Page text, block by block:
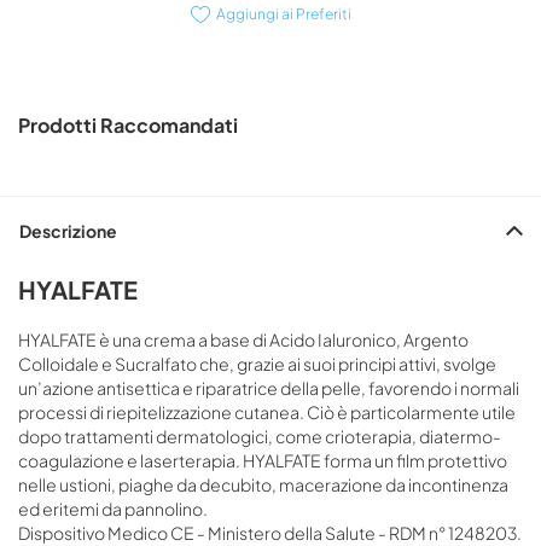
Aggiungi ai Preferiti
Prodotti Raccomandati
Descrizione
HYALFATE
HYALFATE è una crema a base di Acido Ialuronico, Argento
Colloidale e Sucralfato che, grazie ai suoi principi attivi, svolge
un’azione antisettica e riparatrice della pelle, favorendo i normali
processi di riepitelizzazione cutanea. Ciò è particolarmente utile
dopo trattamenti dermatologici, come crioterapia, diatermo-
coagulazione e laserterapia. HYALFATE forma un film protettivo
nelle ustioni, piaghe da decubito, macerazione da incontinenza
ed eritemi da pannolino.
Dispositivo Medico CE - Ministero della Salute - RDM n° 1248203.